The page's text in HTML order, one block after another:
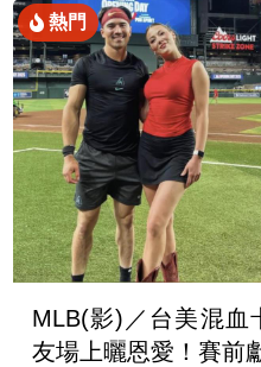
熱門
MLB(影)／台美混血
友場上曬恩愛！賽前